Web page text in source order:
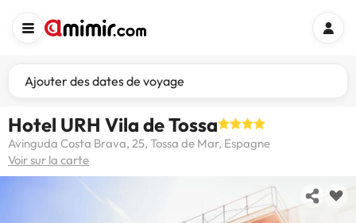
Ajouter des dates de voyage
Hotel URH Vila de Tossa
Avinguda Costa Brava, 25, Tossa de Mar, Espagne
Voir sur la carte